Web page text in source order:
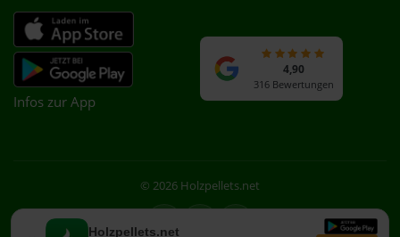
Holzpellets.net
Infos zur App
4,90
316 Bewertungen
© 2026 Holzpellets.net
Facebook